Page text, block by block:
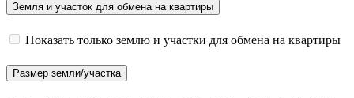
Земля и участок для обмена на квартиры
Показать только землю и участки для обмена на квартиры
Размер земли/участка